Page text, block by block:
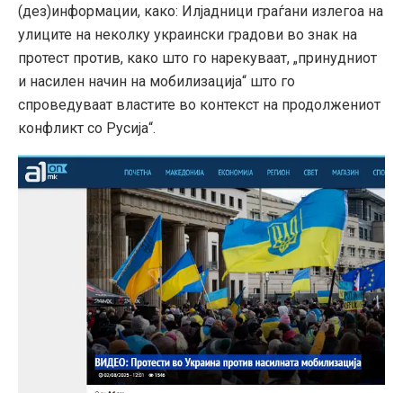
(дез)информации, како: Илјадници граѓани излегоа на
улиците на неколку украински градови во знак на
протест против, како што го нарекуваат, „принудниот
и насилен начин на мобилизација“ што го
спроведуваат властите во контекст на продолжениот
конфликт со Русија“.